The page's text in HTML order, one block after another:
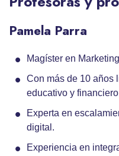
Pamela Parra
Magíster en
Con más de 10 años
educativo y
Experta en
digital.
Experiencia en